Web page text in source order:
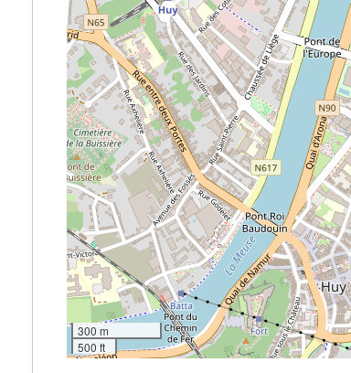
300 m
500 ft